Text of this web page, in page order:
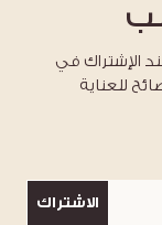
عند الإشتراك في
للعناية
الاشتراك